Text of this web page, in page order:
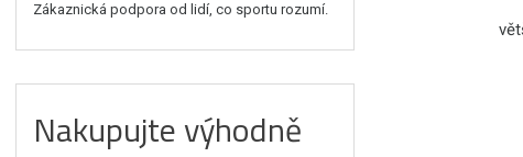
větší
Zákaznická podpora od lidí, co sportu rozumí.
Nakupujte výhodně